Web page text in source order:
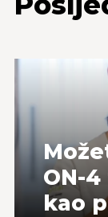
ON-
kao